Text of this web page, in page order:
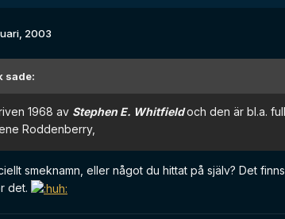
2003
sade:
1968 av Stephen E. Whitfieldoch den är bl.a.
Roddenberry,
smeknamn, eller något du hittat på själv? Det
det.